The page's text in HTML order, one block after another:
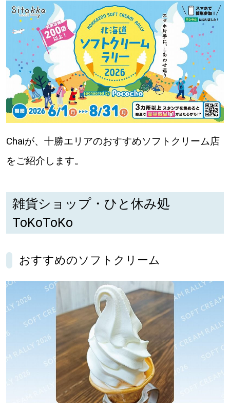
北海道で暮らす、あなたとつくる、
明日への”きっかけ”WEBマガジン
パートナーメディア Sitakkeパートナー
運営会社
プライバシーポリシー
閉じる
【道東のお気に入りを見つけたい】
Chaiが、十勝エリアのおすすめソフトクリーム店
をご紹介します。
雑貨ショップ・ひと休み処
ToKoToKo
おすすめのソフトクリーム